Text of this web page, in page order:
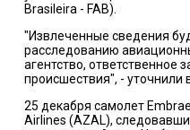
Brasileira - FAB).
"Извлеченные сведения
расследованию
агентство, ответственное
происшествия", - уточнили в
25 декабря самолет
Airlines (AZAL),